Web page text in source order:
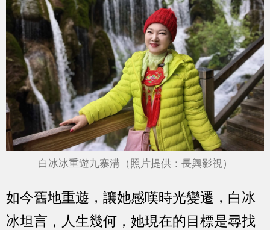
白冰冰重遊九寨溝（照片提供：長興影視）
如今舊地重遊，讓她感嘆時光變遷，白冰
冰坦言，人生幾何，她現在的目標是尋找